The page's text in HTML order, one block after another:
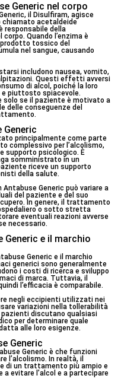
Generic nel corpo
il Disulfiram, agisce
chiamato acetaldeide
responsabile della
Quando l’enzima è
tossico del
nel sangue, causando
includono nausea, vomito,
Questi effetti avversi
di alcol, poiché la loro
piuttosto spiacevole.
solo se il paziente è motivato a
delle conseguenze del
principalmente come parte
complessivo per l’alcolismo,
supporto psicologico. È
somministrato in un
riceve un supporto
della salute.
Generic può variare a
del paziente e del suo
In genere, il trattamento
o sotto stretta
eventuali reazioni avverse
necessario.
e il marchio
Generic e il marchio
generici sono generalmente
i costi di ricerca e sviluppo
di marca. Tuttavia, il
l’efficacia è comparabile.
negli eccipienti utilizzati nei
variazioni nella tollerabilità
discutano qualsiasi
per determinare quale
alle loro esigenze.
Generic
Generic è che funzioni
l’alcolismo. In realtà, il
di un trattamento più ampio e
a evitare l’alcol e a partecipare